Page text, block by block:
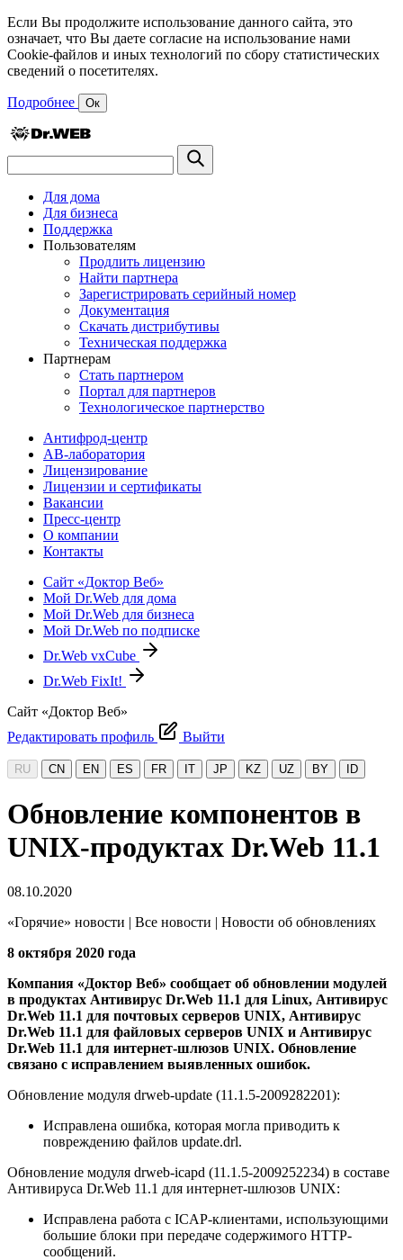
Если Вы продолжите использование данного сайта, это
означает, что Вы даете согласие на использование нами
Cookie-файлов и иных технологий по сбору статистических
сведений о посетителях.
Подробнее Ок
Для дома
Для бизнеса
Поддержка
Пользователям
Продлить лицензию
Найти партнера
Зарегистрировать серийный номер
Документация
Скачать дистрибутивы
Техническая поддержка
Партнерам
Стать партнером
Портал для партнеров
Технологическое партнерство
Антифрод-центр
АВ-лаборатория
Лицензирование
Лицензии и сертификаты
Вакансии
Пресс-центр
О компании
Контакты
Сайт «Доктор Веб»
Мой Dr.Web для дома
Мой Dr.Web для бизнеса
Мой Dr.Web по подписке
Dr.Web vxCube
Dr.Web FixIt!
Сайт «Доктор Веб»
Редактировать профиль
Выйти
RU CN EN ES FR IT JP KZ UZ BY ID
Обновление компонентов в
UNIX-продуктах Dr.Web 11.1
08.10.2020
«Горячие» новости | Все новости | Новости об обновлениях
8 октября 2020 года
Компания «Доктор Веб» сообщает об обновлении модулей
в продуктах Антивирус Dr.Web 11.1 для Linux, Антивирус
Dr.Web 11.1 для почтовых серверов UNIX, Антивирус
Dr.Web 11.1 для файловых серверов UNIX и Антивирус
Dr.Web 11.1 для интернет-шлюзов UNIX. Обновление
связано с исправлением выявленных ошибок.
Обновление модуля drweb-update (11.1.5-2009282201):
Исправлена ошибка, которая могла приводить к
повреждению файлов update.drl.
Обновление модуля drweb-icapd (11.1.5-2009252234) в составе
Антивируса Dr.Web 11.1 для интернет-шлюзов UNIX:
Исправлена работа с ICAP-клиентами, использующими
большие блоки при передаче содержимого HTTP-
сообщений.